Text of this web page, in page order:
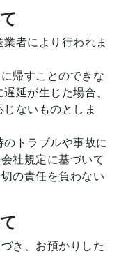
者により行われま
帰すことのできな
延が生じた場合、
ないものとしま
トラブルや事故に
社規定に基づいて
の責任を負わない
き、お預かりした